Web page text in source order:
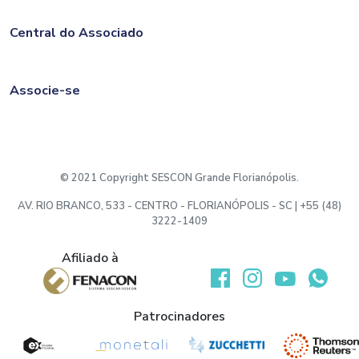
Central do Associado
Associe-se
© 2021 Copyright SESCON Grande Florianópolis.
AV. RIO BRANCO, 533 - CENTRO - FLORIANÓPOLIS - SC | +55 (48)
3222-1409
Afiliado à
Desenvolvido por:
Patrocinadores